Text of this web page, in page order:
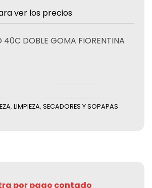
ver los precios
40C DOBLE GOMA FIORENTINA
, LIMPIEZA, SECADORES Y SOPAPAS
por pago contado